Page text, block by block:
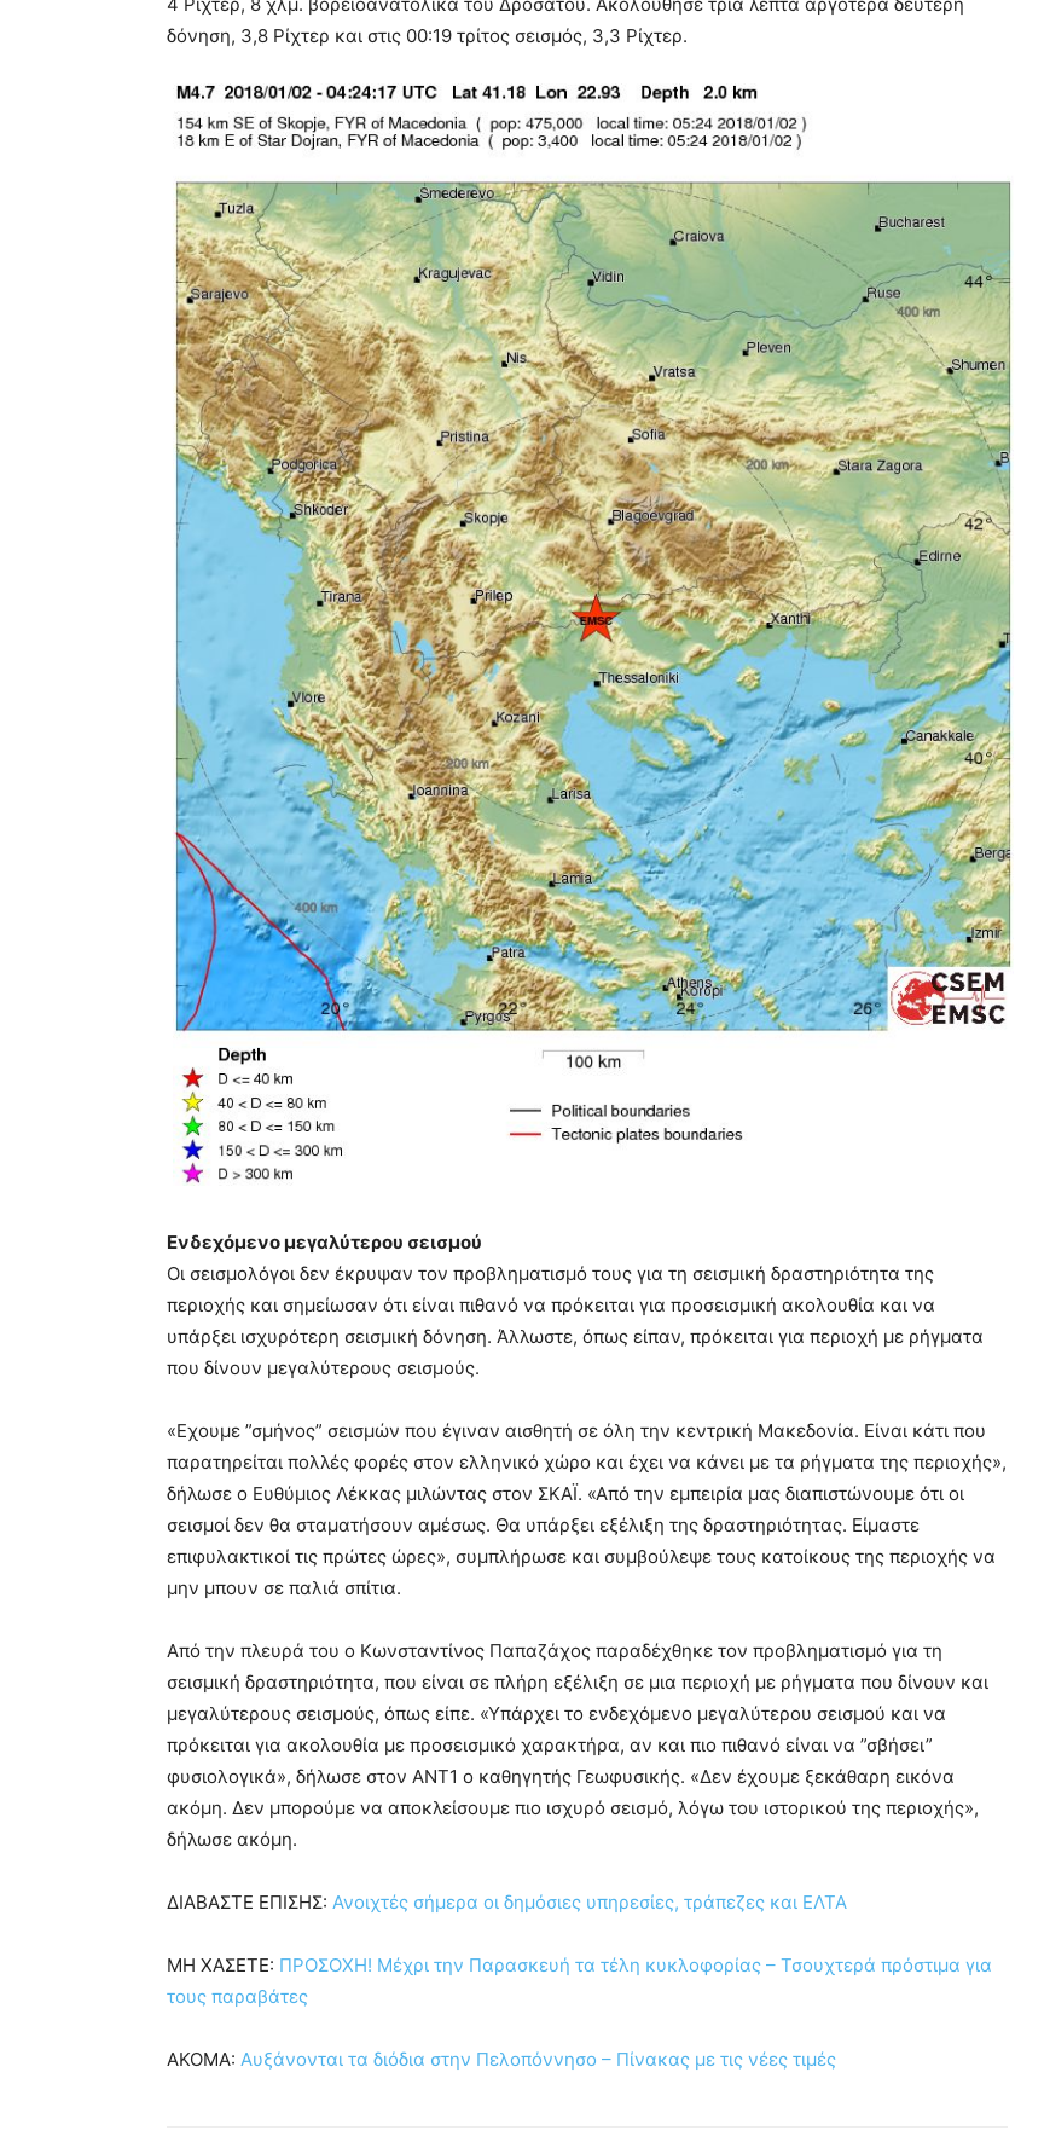
δόνηση, 3,8 Ρίχτερ και στις 00:19 τρίτος σεισμός, 3,3 Ρίχτερ.
Ενδεχόμενο μεγαλύτερου σεισμού
Οι σεισμολόγοι δεν έκρυψαν τον προβληματισμό τους για τη σεισμική δραστηριότητα της
περιοχής και σημείωσαν ότι είναι πιθανό να πρόκειται για προσεισμική ακολουθία και να
υπάρξει ισχυρότερη σεισμική δόνηση. Άλλωστε, όπως είπαν, πρόκειται για περιοχή με ρήγματα
που δίνουν μεγαλύτερους σεισμούς.
«Εχουμε ”σμήνος” σεισμών που έγιναν αισθητή σε όλη την κεντρική Μακεδονία. Είναι κάτι που
παρατηρείται πολλές φορές στον ελληνικό χώρο και έχει να κάνει με τα ρήγματα της περιοχής»,
δήλωσε ο Ευθύμιος Λέκκας μιλώντας στον ΣΚΑΪ. «Από την εμπειρία μας διαπιστώνουμε ότι οι
σεισμοί δεν θα σταματήσουν αμέσως. Θα υπάρξει εξέλιξη της δραστηριότητας. Είμαστε
επιφυλακτικοί τις πρώτες ώρες», συμπλήρωσε και συμβούλεψε τους κατοίκους της περιοχής να
μην μπουν σε παλιά σπίτια.
Από την πλευρά του ο Κωνσταντίνος Παπαζάχος παραδέχθηκε τον προβληματισμό για τη
σεισμική δραστηριότητα, που είναι σε πλήρη εξέλιξη σε μια περιοχή με ρήγματα που δίνουν και
μεγαλύτερους σεισμούς, όπως είπε. «Υπάρχει το ενδεχόμενο μεγαλύτερου σεισμού και να
πρόκειται για ακολουθία με προσεισμικό χαρακτήρα, αν και πιο πιθανό είναι να ”σβήσει”
φυσιολογικά», δήλωσε στον ΑΝΤ1 ο καθηγητής Γεωφυσικής. «Δεν έχουμε ξεκάθαρη εικόνα
ακόμη. Δεν μπορούμε να αποκλείσουμε πιο ισχυρό σεισμό, λόγω του ιστορικού της περιοχής»,
δήλωσε ακόμη.
ΔΙΑΒΑΣΤΕ ΕΠΙΣΗΣ: Ανοιχτές σήμερα οι δημόσιες υπηρεσίες, τράπεζες και ΕΛΤΑ
ΜΗ ΧΑΣΕΤΕ: ΠΡΟΣΟΧΗ! Μέχρι την Παρασκευή τα τέλη κυκλοφορίας – Τσουχτερά πρόστιμα για
τους παραβάτες
ΑΚΟΜΑ: Αυξάνονται τα διόδια στην Πελοπόννησο – Πίνακας με τις νέες τιμές